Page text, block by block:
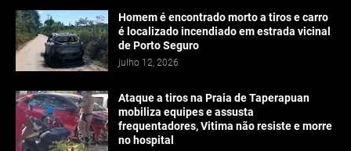
Homem é encontrado morto a tiros e carro
é localizado incendiado em estrada vicinal
de Porto Seguro
julho 12, 2026
Ataque a tiros na Praia de Taperapuan
mobiliza equipes e assusta
frequentadores, Vitima não resiste e morre
no hospital